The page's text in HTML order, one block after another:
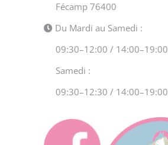
Fécamp 76400
Du Mardi au Samedi :
09:30–12:00 / 14:00–19:00
Samedi :
09:30–12:30 / 14:00–19:00